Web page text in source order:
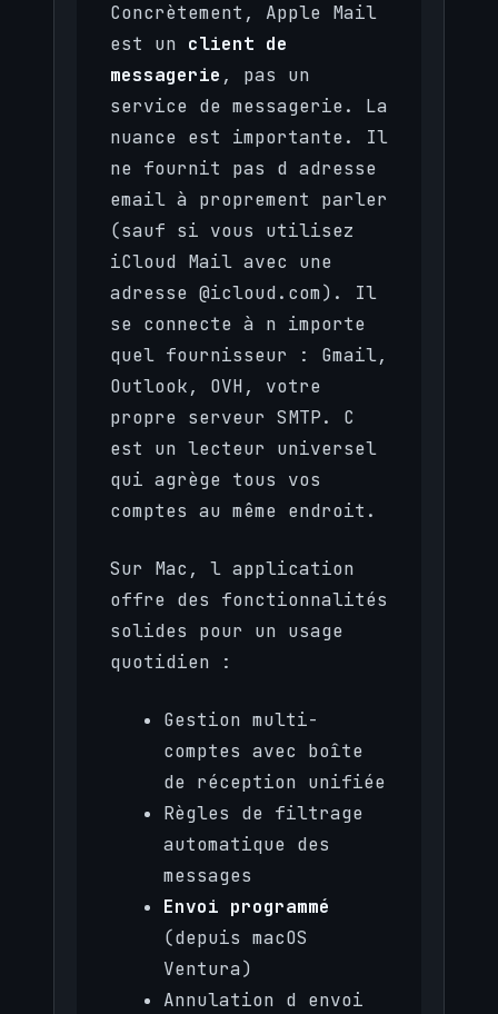
Concrètement, Apple Mail
est un client de
messagerie , pas un
service de messagerie. La
nuance est importante. Il
ne fournit pas d adresse
email à proprement parler
(sauf si vous utilisez
iCloud Mail avec une
adresse @icloud.com). Il
se connecte à n importe
quel fournisseur : Gmail,
Outlook, OVH, votre
propre serveur SMTP. C
est un lecteur universel
qui agrège tous vos
comptes au même endroit.
Sur Mac, l application
offre des fonctionnalités
solides pour un usage
quotidien :
Gestion multi-
comptes avec boîte
de réception unifiée
Règles de filtrage
automatique des
messages
Envoi programmé
(depuis macOS
Ventura)
Annulation d envoi